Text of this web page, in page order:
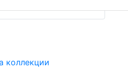
коллекции